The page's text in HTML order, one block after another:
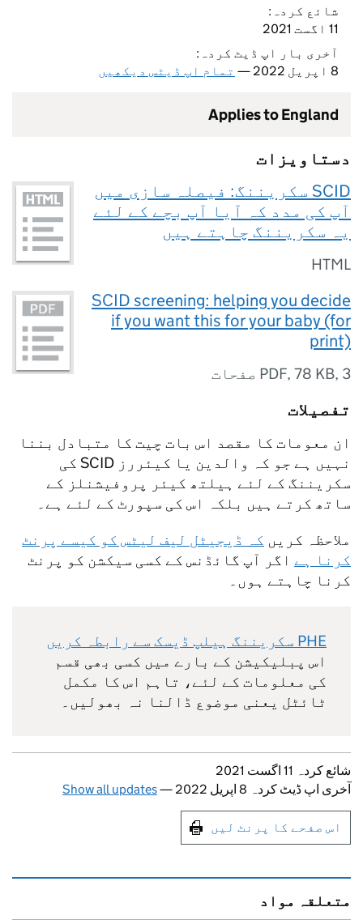
شائع کردہ:
11 اگست 2021
آخری بار اپ ڈیٹ کردہ:
8 اپریل 2022 —
تمام اپ ڈیٹس دیکھیں
Applies to England
دستاویزات
SCID سکریننگ: فیصلہ سازی میں
آپ کی مدد کہ آیا آپ بچے کے لئے
یہ سکریننگ چاہتے ہیں
HTML
SCID screening: helping you decide
if you want this for your baby (for
print)
PDF, 78 KB, 3 صفحات
تفصیلات
ان معومات کا مقصد اس بات چیت کا متبادل بننا
نہیں ہے جو کہ والدین یا کیئررز SCID کی
سکریننگ کے لئے ہیلتھ کیئر پروفیشنلز کے
ساتھ کرتے ہیں بلکہ اس کی سپورٹ کے لئے ہے۔
ملاحظہ کریں کہ ڈیجیٹل لیف لیٹس کو کیسے پرنٹ
کرنا ہے اگر آپ گائڈنس کے کسی سیکشن کو پرنٹ
کرنا چاہتے ہوں۔
PHE سکریننگ ہیلپ ڈیسک سے رابطہ کریں
اس پبلیکیشن کے بارے میں کسی بھی قسم
کی معلومات کے لئے، تاہم اس کا مکمل
ٹائٹل یعنی موضوع ڈالنا نہ بھولیں۔
Updates to this page
شائع کردہ 11 اگست 2021
آخری اپ ڈیٹ کردہ 8 اپریل 2022
—
Show all updates
اس صفحے کا پرنٹ لیں
متعلقہ مواد